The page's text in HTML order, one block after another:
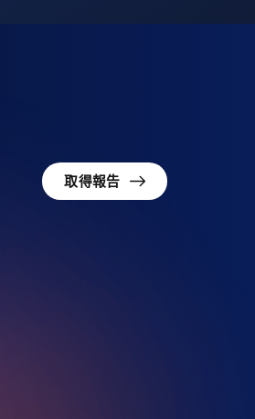
取得報告